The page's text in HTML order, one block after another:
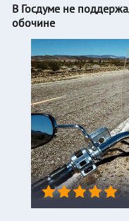
В Госдуме не
обочине